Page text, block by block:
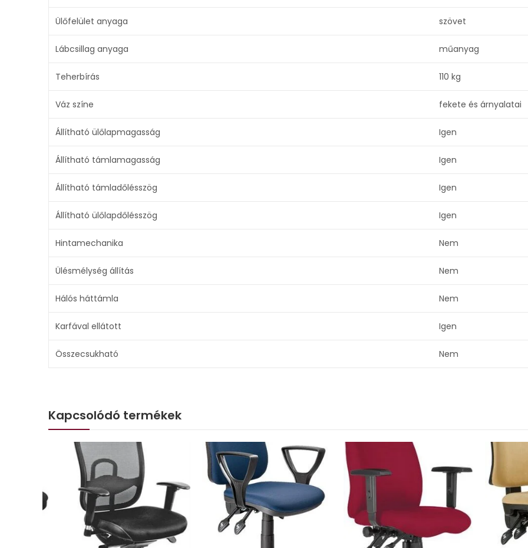
Ülőfelület anyaga szövet
Lábcsillag anyaga műanyag
Teherbírás 110 kg
Váz színe fekete és árnyalatai
Állítható ülőlapmagasság Igen
Állítható támlamagasság Igen
Állítható támladőlésszög Igen
Állítható ülőlapdőlésszög Igen
Hintamechanika Nem
Ülésmélység állítás Nem
Hálós háttámla Nem
Karfával ellátott Igen
Összecsukható Nem
Kapcsolódó termékek